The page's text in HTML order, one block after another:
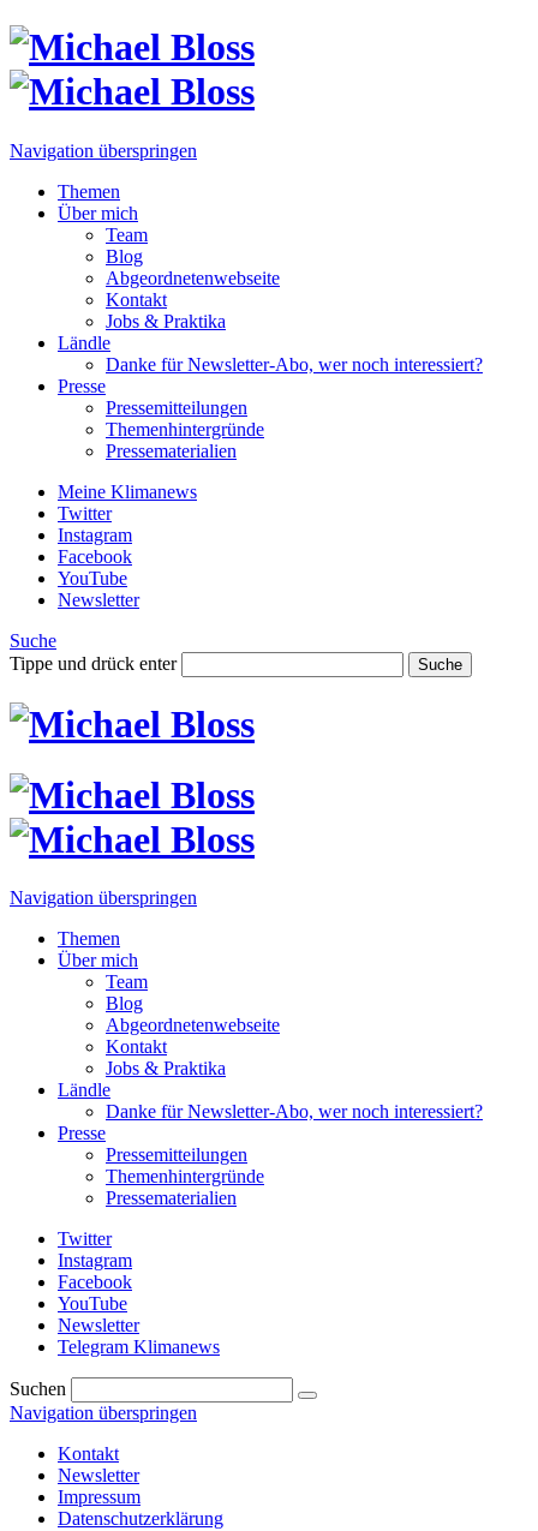
Navigation überspringen
Themen
Über mich
Team
Blog
Abgeordnetenwebseite
Kontakt
Jobs & Praktika
Ländle
Danke für Newsletter-Abo, wer noch interessiert?
Presse
Pressemitteilungen
Themenhintergründe
Pressematerialien
Meine Klimanews
Twitter
Instagram
Facebook
YouTube
Newsletter
Suche
Tippe und drück enter
Suche
Navigation überspringen
Themen
Über mich
Team
Blog
Abgeordnetenwebseite
Kontakt
Jobs & Praktika
Ländle
Danke für Newsletter-Abo, wer noch interessiert?
Presse
Pressemitteilungen
Themenhintergründe
Pressematerialien
Twitter
Instagram
Facebook
YouTube
Newsletter
Telegram Klimanews
Suchen
Navigation überspringen
Kontakt
Newsletter
Impressum
Datenschutzerklärung